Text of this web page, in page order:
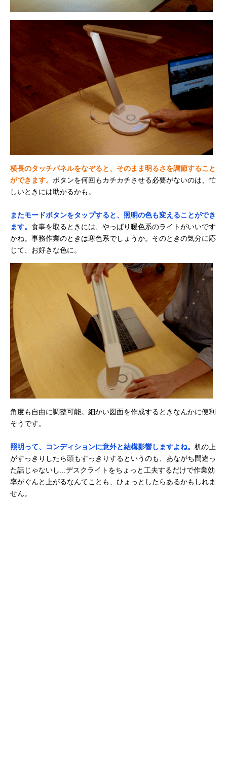
横長のタッチパネルをなぞると、そのまま明るさを調節すること
ができます。 ボタンを何回もカチカチさせる必要がないのは、忙
しいときには助かるかも。
またモードボタンをタップすると、照明の色も変えることができ
ます。 食事を取るときには、やっぱり暖色系のライトがいいです
かね。事務作業のときは寒色系でしょうか。そのときの気分に応
じて、お好きな色に。
角度も自由に調整可能。細かい図面を作成するときなんかに便利
そうです。
照明って、コンディションに意外と結構影響しますよね。 机の上
がすっきりしたら頭もすっきりするというのも、あながち間違っ
た話じゃないし...デスクライトをちょっと工夫するだけで作業効
率がぐんと上がるなんてことも、ひょっとしたらあるかもしれま
せん。